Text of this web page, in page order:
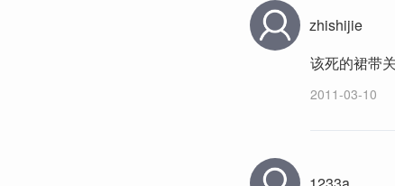
zhishijie
该死的裙带
2011-03-10